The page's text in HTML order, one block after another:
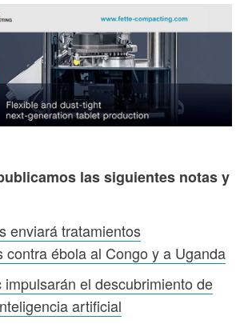
las siguientes notas y
enviará tratamientos
contra ébola al Congo y a Uganda
impulsarán el descubrimiento de
artificial